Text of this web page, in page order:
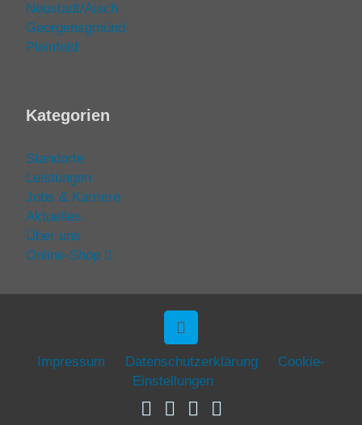
Neustadt/Aisch
Georgensgmünd
Pleinfeld
Kategorien
Standorte
Leistungen
Jobs & Karriere
Aktuelles
Über uns
Online-Shop
Impressum Datenschutzerklärung
Cookie-
Einstellungen